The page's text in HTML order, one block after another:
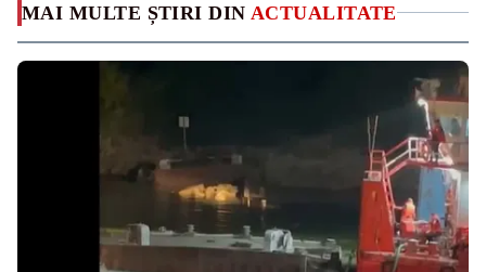
MAI MULTE ȘTIRI DIN ACTUALITATE